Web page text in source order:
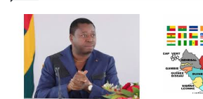
l’industrialisation